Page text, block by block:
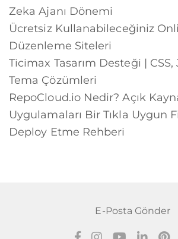
Zeka Ajanı Dönemi
Ücretsiz Kullanabileceğiniz
Düzenleme Siteleri
Ticimax Tasarım Desteği | CSS,
Tema Çözümleri
RepoCloud.io Nedir? Açık
Uygulamaları Bir Tıkla Uygun
Deploy Etme Rehberi
E-Posta Gönder